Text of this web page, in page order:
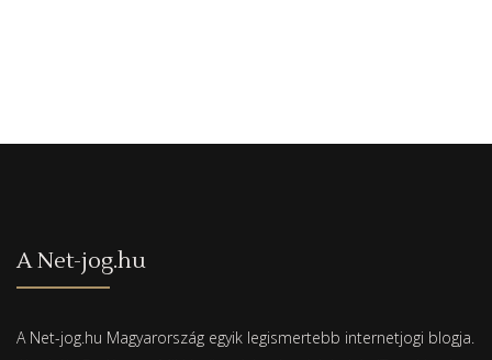
A Net-jog.hu
A Net-jog.hu Magyarország egyik legismertebb internetjogi blogja.